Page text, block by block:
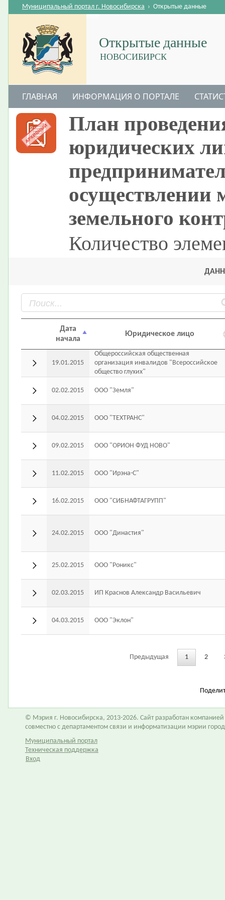
Открытые данные
НОВОСИБИРСК
Муниципальный портал г. Новосибирска › Открытые данные
ГЛАВНАЯ ИНФОРМАЦИЯ О ПОРТАЛЕ
План
юридических
осуществлении
земельного
Количество
Дата
начала
Юридическое лицо
19.01.2015
Общероссийская общественная
организация инвалидов "Всероссийское
общество глухих"
02.02.2015 ООО "Земля"
04.02.2015 ООО "ТЕХТРАНС"
09.02.2015 ООО "ОРИОН ФУД НОВО"
11.02.2015 ООО "Ирэна-С"
16.02.2015 ООО "СИБНАФТАГРУПП"
24.02.2015 ООО "Династия"
25.02.2015 ООО "Роникс"
02.03.2015 ИП Краснов Александр Васильевич
04.03.2015 ООО "Эклон"
Предыдущая 1 2
© Мэрия г. Новосибирска, 2013-2026. Сайт разработан компанией
совместно с департаментом связи и информатизации мэрии
Муниципальный портал
Техническая поддержка
Вход